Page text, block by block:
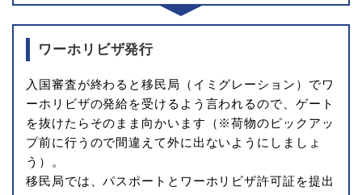
ワーホリビザ発行
入国審査が終わると移民局（イミグレーション）でワ
ーホリビザの発給を受けるよう言われるので、ゲート
を抜けたらそのまま向かいます（※荷物のピックアッ
プ前に行うので間違えて外に出ないようにしましょ
う）。
移民局では、パスポートとワーホリビザ許可証を提出